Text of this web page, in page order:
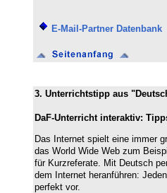
E-Mail-Partner Datenbank
3. Unterrichtstipp aus
DaF-Unterricht interaktiv:
Das Internet spielt eine immer
das World Wide Web zum
für Kurzreferate. Mit Deutsch
dem Internet heranführen:
perfekt vor.